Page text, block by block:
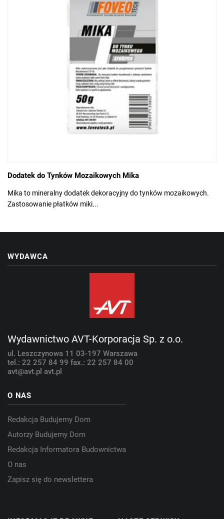
Dodatek do Tynków Mozaikowych Mika
Mika to mineralny dodatek dekoracyjny do tynków mozaikowych.
Zastosowanie płatków miki...
WYDAWCA
Wydawnictwo AVT-Korporacja Sp. z o.o.
ul. Leszczynowa 11 03-197 Warszawa
tel.: 22 257 84 99 fax.: 22 257 84 00
avt@avt.pl avt.pl
O NAS
Redakcja Budujemy Dom
Autorzy Budujemy Dom
Redakcja Informatora Budownictwa
O nas
Zapisz się do newslettera